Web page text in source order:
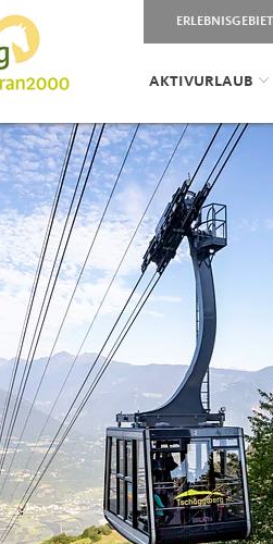
AKTIVURLAUB